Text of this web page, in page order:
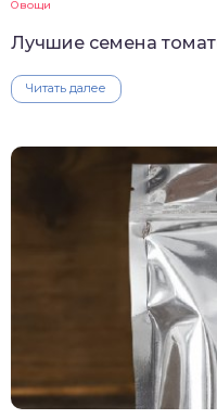
Овощи
Лучшие семена
Читать далее